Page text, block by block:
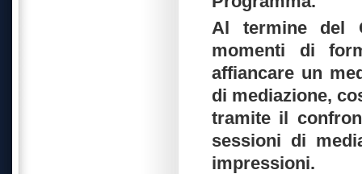
Al termine del
momenti di
affiancare un
di mediazione,
tramite il
sessioni di
impressioni.